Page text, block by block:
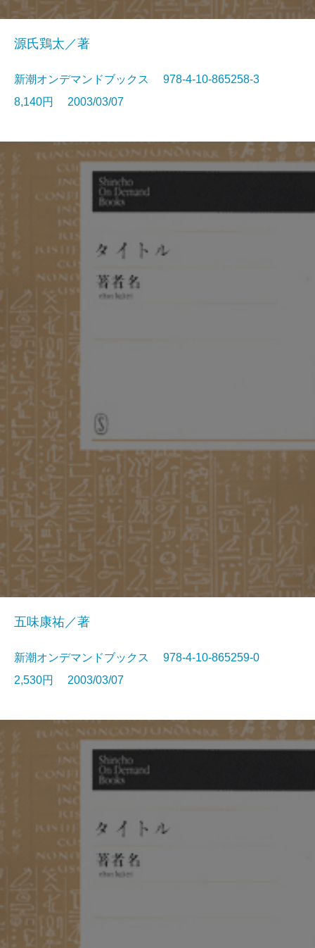
源氏鶏太／著
新潮オンデマンドブックス 978-4-10-865258-3
8,140円 2003/03/07
五味康祐／著
新潮オンデマンドブックス 978-4-10-865259-0
2,530円 2003/03/07